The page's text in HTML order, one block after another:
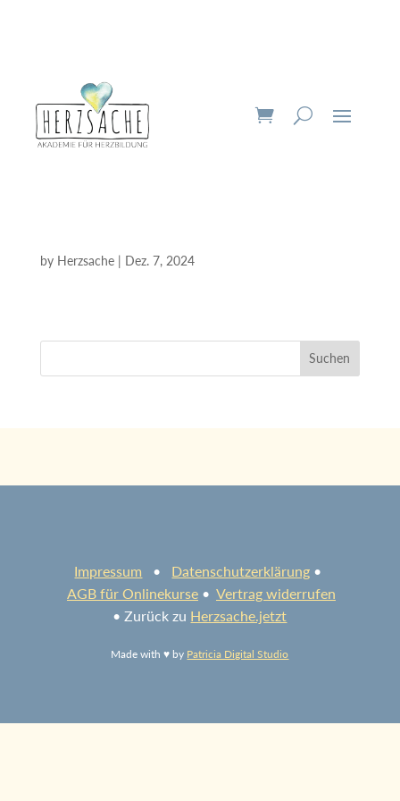
by Herzsache| Dez. 7, 2024
Impressum • Datenschutzerklärung •
AGB für Onlinekurse• Vertrag widerrufen
• Zurück zu Herzsache.jetzt
Made with ♥ by Patricia Digital Studio